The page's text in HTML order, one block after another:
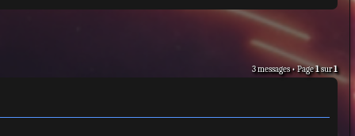
3 messages • Page1sur1